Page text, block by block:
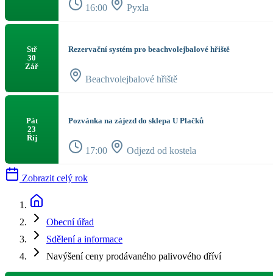
16:00 Pyxla
Stř
30
Zář
Rezervační systém pro beachvolejbalové hřiště
Beachvolejbalové hřiště
Pát
23
Říj
Pozvánka na zájezd do sklepa U Plačků
17:00 Odjezd od kostela
Zobrazit celý rok
Obecní úřad
Sdělení a informace
Navýšení ceny prodávaného palivového dříví